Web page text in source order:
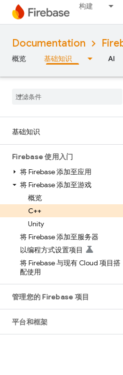
构建
Documentation
概览 基础知识 AI
基础知识
Firebase 使用入门
将 Firebase 添加至应用
将 Firebase 添加至游戏
概览
C++
Unity
将 Firebase 添加至服务器
以编程方式设置项目
将 Firebase 与现有 Cloud 项目搭
配使用
管理您的 Firebase 项目
平台和框架